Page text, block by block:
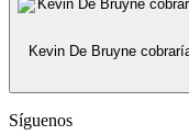
Kevin De Bruyne
Síguenos